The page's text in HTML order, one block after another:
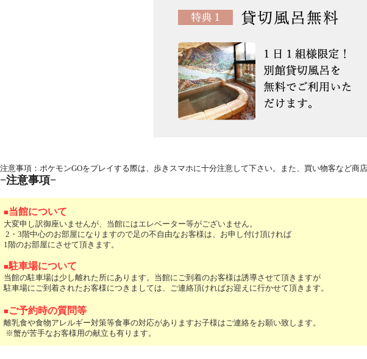
注意事項：ポケモンGOをプレイする際は、歩きスマホに十分注意して下さい。また、買い物客など商
−注意事項−
■当館について
大変申し訳御座いませんが、当館にはエレベーター等がございません。
2・3階中心のお部屋になりますので足の不自由なお客様は、お申し付け頂ければ
1階のお部屋にさせて頂きます。
■駐車場について
当館の駐車場は少し離れた所にあります。当館にご到着のお客様は誘導させて頂きますが
駐車場にご到着されたお客様につきましては、ご連絡頂ければお迎えに行かせて頂きます。
■ ご予約時の質問等
離乳食や食物アレルギー対策等食事の対応がありますお子様はご連絡をお願い致します。
※蟹が苦手なお客様用の献立も有ります。